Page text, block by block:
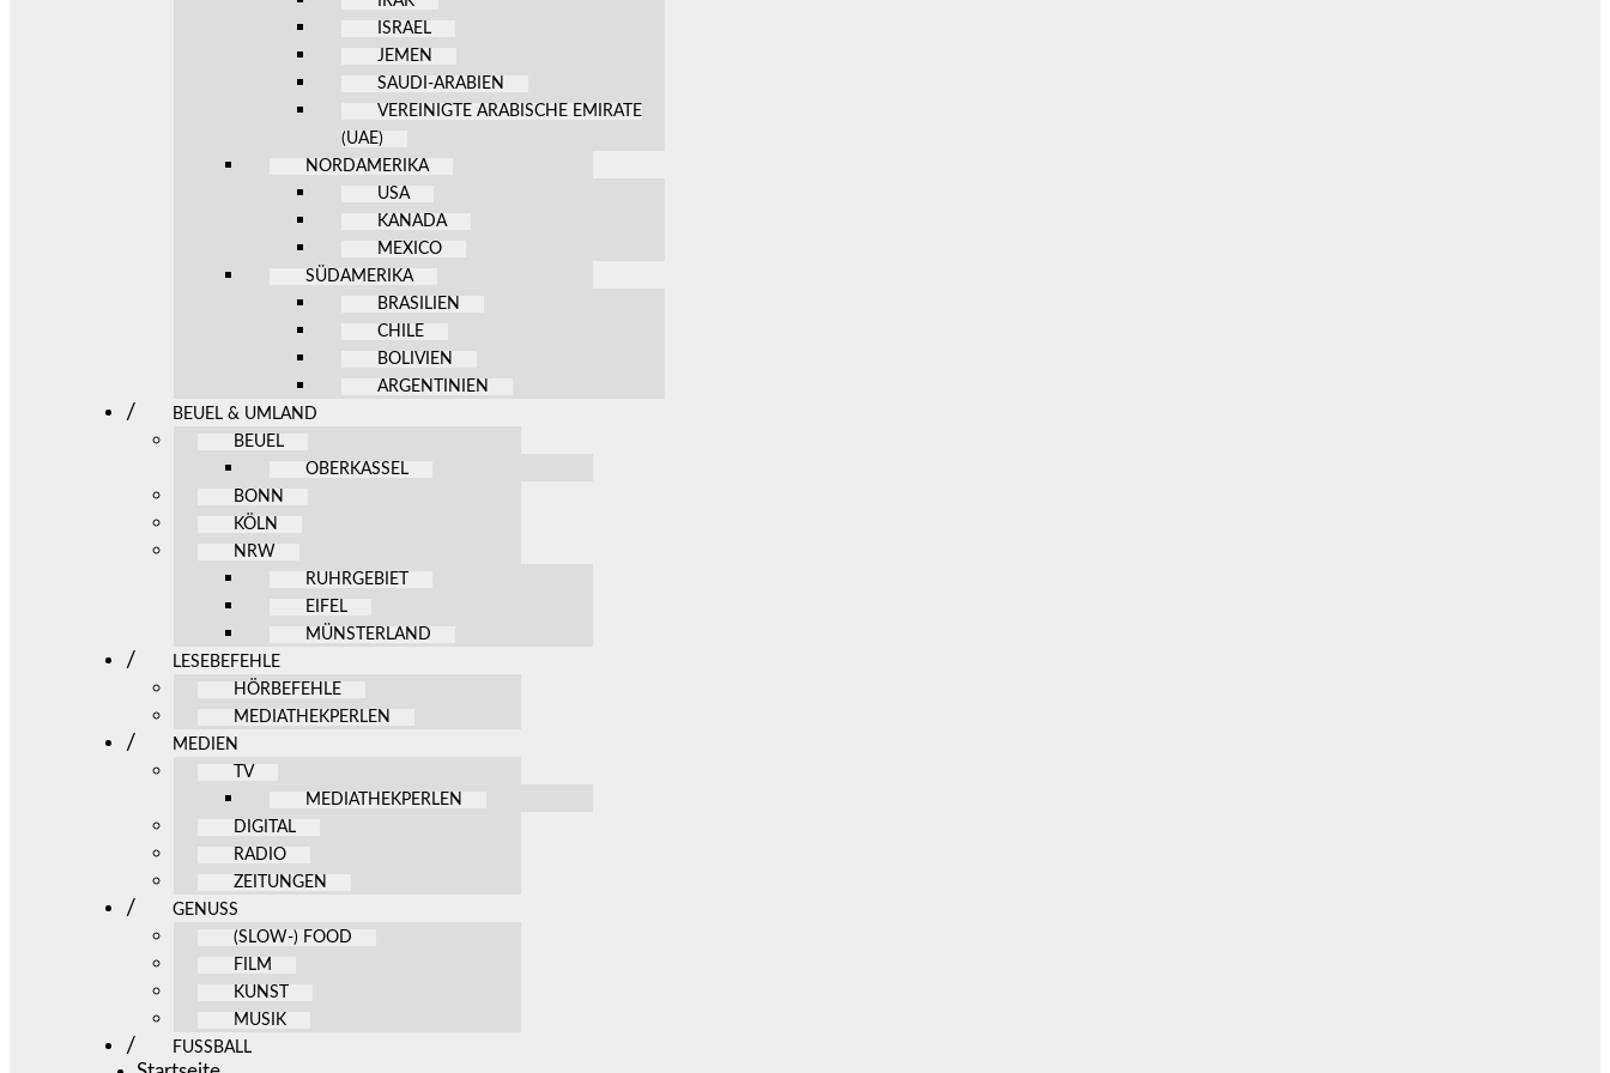
ISRAEL
JEMEN
SAUDI-ARABIEN
VEREINIGTE ARABISCHE EMIRATE
(UAE)
NORDAMERIKA
USA
KANADA
MEXICO
SÜDAMERIKA
BRASILIEN
CHILE
BOLIVIEN
ARGENTINIEN
BEUEL & UMLAND
BEUEL
OBERKASSEL
BONN
KÖLN
NRW
RUHRGEBIET
EIFEL
MÜNSTERLAND
LESEBEFEHLE
HÖRBEFEHLE
MEDIATHEKPERLEN
MEDIEN
TV
MEDIATHEKPERLEN
DIGITAL
RADIO
ZEITUNGEN
GENUSS
(SLOW-) FOOD
FILM
KUNST
MUSIK
FUSSBALL